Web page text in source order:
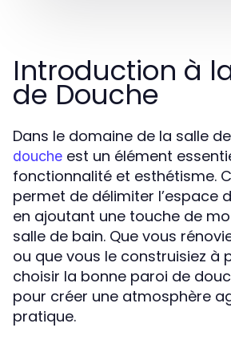
Introduction à
de Douche
Dans le domaine de la salle
douche est un élément
fonctionnalité et esthétisme.
permet de délimiter l’espace
en ajoutant une touche de
salle de bain. Que vous
ou que vous le construisiez à
choisir la bonne paroi de
pour créer une atmosphère
pratique.